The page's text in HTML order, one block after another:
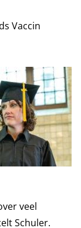
Vaccin
veel
Schuler.